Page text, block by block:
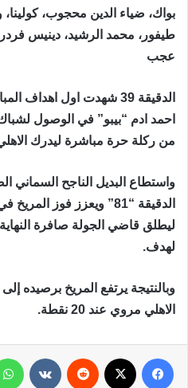
بواك، ضياء الدين محجوب،
طيفور، محمد الرشيد، دينيس
عجب
الدقيقة 39 شهدت اول اهداف المباراة حيث نجح
احمد ادم “بيبو” في الوصول
من ركلة حرة مباشرة ليدرك
واستطاع البديل الناجح السماني
ليطلق قاضي الجولة صافرة
لهدف.
الاهلي مروي عند 20 نقطة.